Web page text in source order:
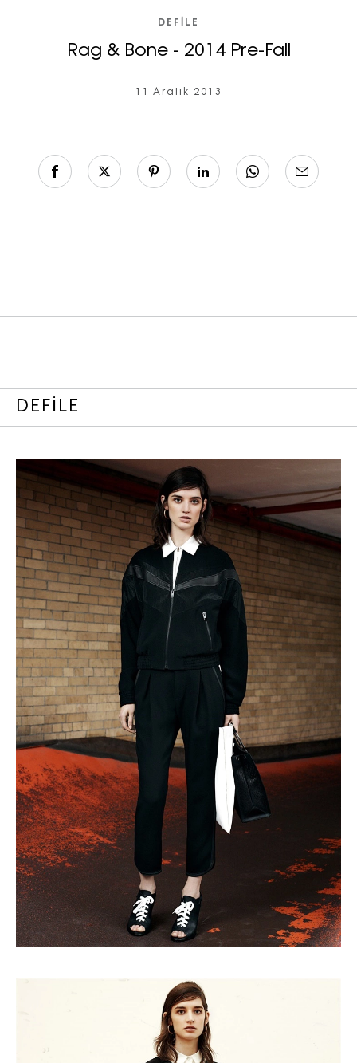
DEFILE
Rag & Bone - 2014 Pre-Fall
11 Aralık 2013
DEFİLE